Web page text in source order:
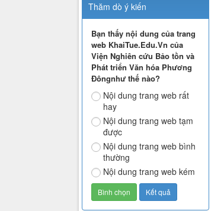
Thăm dò ý kiến
Bạn thấy nội dung của trang
web KhaiTue.Edu.Vn của
Viện Nghiên cứu Bảo tồn và
Phát triển Văn hóa Phương
Đôngnhư thế nào?
Nội dung trang web rất
hay
Nội dung trang web tạm
được
Nội dung trang web bình
thường
Nội dung trang web kém